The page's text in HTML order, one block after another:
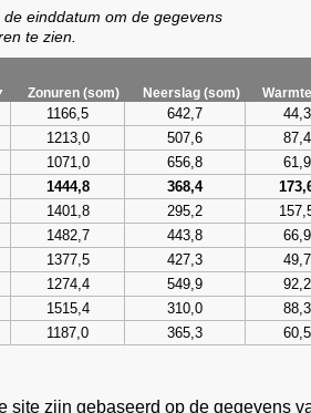
einddatum om de gegevens
te zien.
Zonuren (som) Neerslag (som)
1166,5 642,7 44,3
1213,0 507,6 87,4
1071,0 656,8 61,9
1444,8 368,4
1401,8 295,2
1482,7 443,8 66,9
1377,5 427,3 49,7
1274,4 549,9 92,2
1515,4 310,0 88,3
1187,0 365,3 60,5
site zijn gebaseerd op de gegevens